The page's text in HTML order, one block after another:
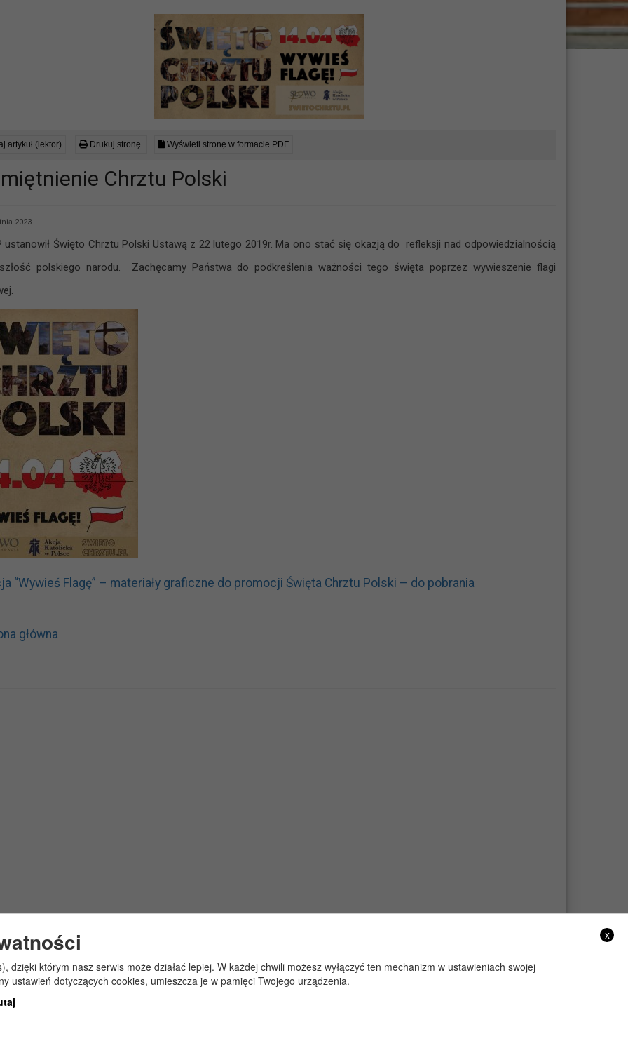
artykuł (lektor) Drukuj stronę Wyświetl stronę w formacie PDF
Chrztu Polski
2023
ustanowił Święto Chrztu Polski Ustawą z 22 lutego 2019r. Ma ono stać się okazją do refleksji nad odpowiedzialnością
polskiego narodu. Zachęcamy Państwa do podkreślenia ważności tego święta poprzez wywieszenie flagi
“Wywieś Flagę” – materiały graficzne do promocji Święta Chrztu Polski – do pobrania
główna
x
dzięki którym nasz serwis może działać lepiej. W każdej chwili możesz wyłączyć ten mechanizm w ustawieniach swojej
ustawień dotyczących cookies, umieszcza je w pamięci Twojego urządzenia.